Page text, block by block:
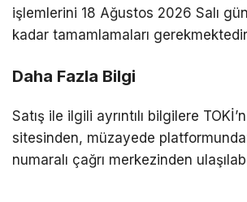
işlemlerini 18 Ağustos 2026 Salı
kadar tamamlamaları
Daha Fazla Bilgi
Satış ile ilgili ayrıntılı bilgilere
sitesinden, müzayede
numaralı çağrı merkezinden